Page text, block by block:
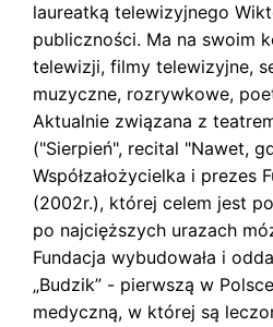
laureatką telewizyjnego
publiczności. Ma na swoim
telewizji, filmy telewizyjne,
muzyczne, rozrywkowe,
Aktualnie związana z
("Sierpień", recital "Nawet,
Współzałożycielka i prezes
(2002r.), której celem jest
po najcięższych urazach
Fundacja wybudowała i
„Budzik” - pierwszą w
medyczną, w której są